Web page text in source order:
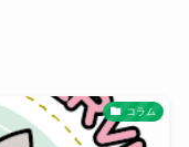
コラム